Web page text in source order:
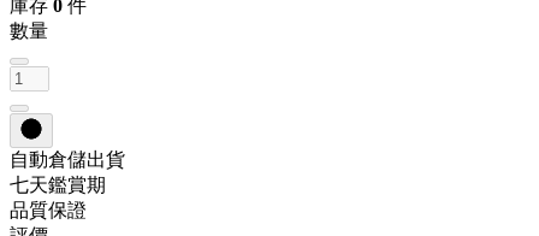
庫存 0 件
數量
自動倉儲出貨
七天鑑賞期
品質保證